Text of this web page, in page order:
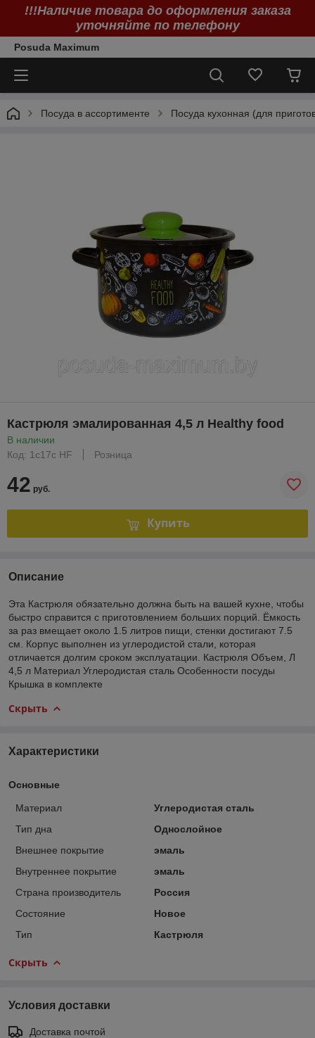
!!!Наличие товара до оформления заказа
уточняйте по телефону
Posuda Maximum
Посуда в ассортименте Посуда кухонная (для
Кастрюля эмалированная 4,5 л Healthy food
В наличии
Код: 1с17с HF
Розница
42 руб.
Купить
Описание
Эта Кастрюля обязательно должна быть на вашей кухне, чтобы
быстро справится с приготовлением больших порций. Ёмкость
за раз вмещает около 1.5 литров пищи, стенки достигают 7.5
см. Корпус выполнен из углеродистой стали, которая
отличается долгим сроком эксплуатации. Кастрюля Объем, Л
4,5 л Материал Углеродистая сталь Особенности посуды
Крышка в комплекте
Скрыть
Характеристики
Основные
Материал
Углеродистая сталь
Тип дна
Однослойное
Внешнее покрытие
эмаль
Внутреннее покрытие
эмаль
Страна производитель
Россия
Состояние
Новое
Тип
Кастрюля
Скрыть
Условия доставки
Доставка почтой